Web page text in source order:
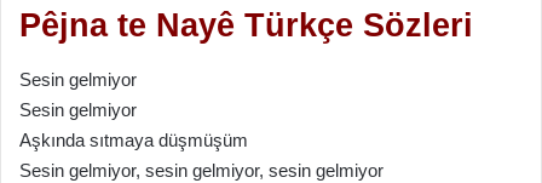
Pêjna te Nayê Türkçe Sözleri
Sesin gelmiyor
Sesin gelmiyor
Aşkında sıtmaya düşmüşüm
Sesin gelmiyor, sesin gelmiyor, sesin gelmiyor